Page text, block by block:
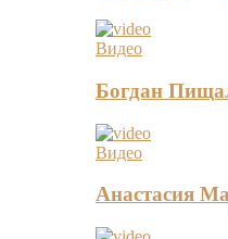
Видео
Богдан
Видео
Анастасия